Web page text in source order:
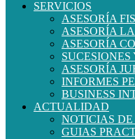
SERVICIOS
ASESORÍA
ASESORÍA
ASESORÍA
ASESORÍA
INFORMES
BUSINESS
ACTUALIDAD
NOTICIAS
GUIAS